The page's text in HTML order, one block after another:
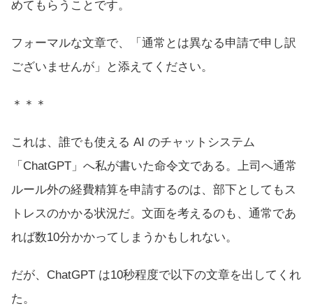
めてもらうことです。
フォーマルな文章で、「通常とは異なる申請で申し訳
ございませんが」と添えてください。
＊＊＊
これは、誰でも使える AI のチャットシステム
「ChatGPT」へ私が書いた命令文である。上司へ通常
ルール外の経費精算を申請するのは、部下としてもス
トレスのかかる状況だ。文面を考えるのも、通常であ
れば数10分かかってしまうかもしれない。
だが、ChatGPT は10秒程度で以下の文章を出してくれ
た。